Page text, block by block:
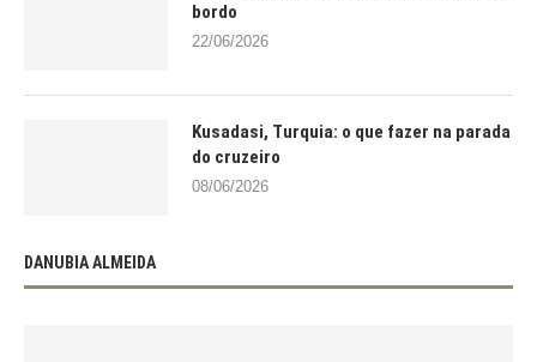
bordo
22/06/2026
Kusadasi, Turquia: o que fazer na parada
do cruzeiro
08/06/2026
DANUBIA ALMEIDA